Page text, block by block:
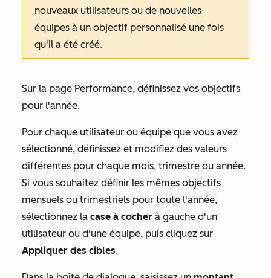
nouveaux utilisateurs ou de nouvelles
équipes à un objectif personnalisé une fois
qu'il a été créé.
Sur la page Performance, définissez vos objectifs
pour l'année.
Pour chaque utilisateur ou équipe que vous avez
sélectionné, définissez et modifiez des valeurs
différentes pour chaque mois, trimestre ou année.
Si vous souhaitez définir les mêmes objectifs
mensuels ou trimestriels pour toute l'année,
sélectionnez la case à cocher à gauche d'un
utilisateur ou d'une équipe, puis cliquez sur
Appliquer des cibles.